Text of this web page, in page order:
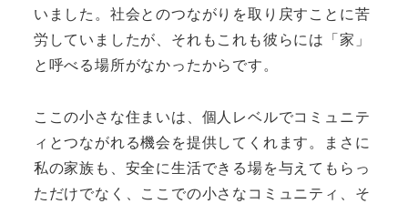
いました。社会とのつながりを取り戻すことに苦
労していましたが、それもこれも彼らには「家」
と呼べる場所がなかったからです。
ここの小さな住まいは、個人レベルでコミュニテ
ィとつながれる機会を提供してくれます。まさに
私の家族も、安全に生活できる場を与えてもらっ
ただけでなく、ここでの小さなコミュニティ、そ